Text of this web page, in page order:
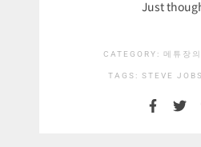
Just
CATEGORY: 메튜장
TAGS: STEVE JOBS